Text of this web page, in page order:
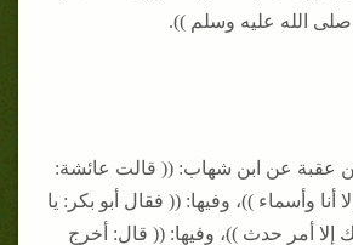
صلى الله عليه وسلم )).
عقبة عن ابن شهاب: (( قالت عائشة:
أنا وأسماء ))، وفيها: (( فقال أبو بكر: يا
إلا أمر حدث ))، وفيها: (( قال: أخرج